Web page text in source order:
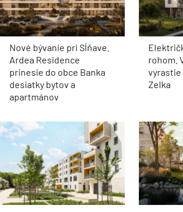
Nové bývanie pri Sĺňave.
Ardea Residence
prinesie do obce Banka
desiatky bytov a
apartmánov
rohom.
vyrastie
Zelka